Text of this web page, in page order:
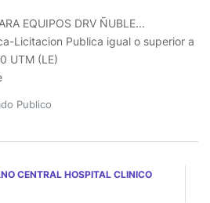
EQUIPOS DRV ÑUBLE...
Licitacion Publica igual o superior a
UTM (LE)
Publico
CENTRAL HOSPITAL CLINICO